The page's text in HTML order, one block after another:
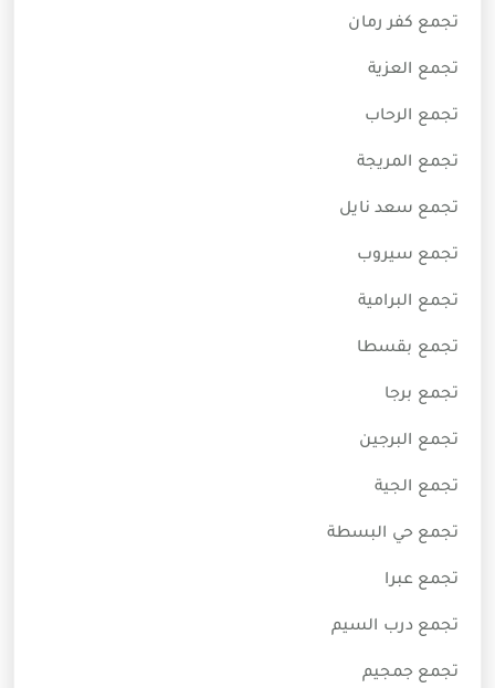
تجمع كفر رمان
تجمع العزية
تجمع الرحاب
تجمع المريجة
تجمع سعد نايل
تجمع سيروب
تجمع البرامية
تجمع بقسطا
تجمع برجا
تجمع البرجين
تجمع الجية
تجمع حي البسطة
تجمع عبرا
تجمع درب السيم
تجمع جمجيم